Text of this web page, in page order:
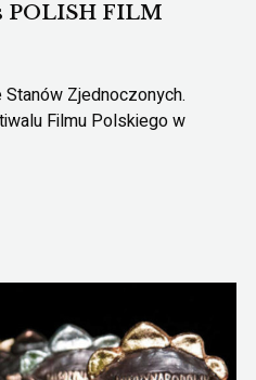
POLISH FILM
Zjednoczonych.
Filmu Polskiego w